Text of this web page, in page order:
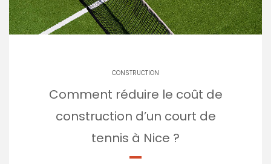
CONSTRUCTION
Comment réduire le coût de
construction d’un court de
tennis à Nice ?